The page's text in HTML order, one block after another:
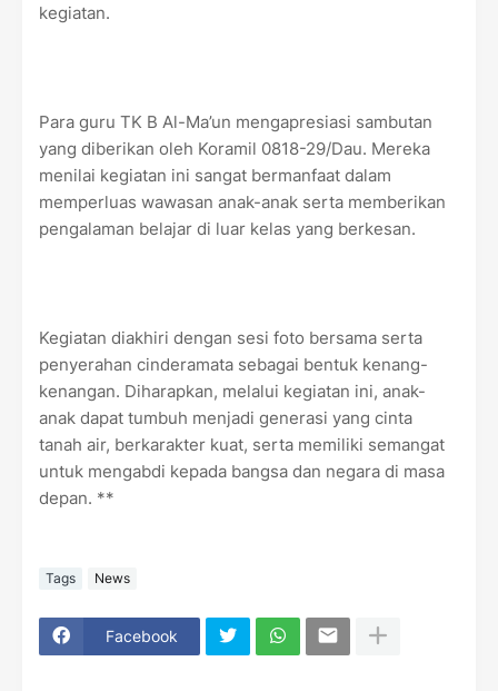
kegiatan.
Para guru TK B Al-Ma’un mengapresiasi sambutan
yang diberikan oleh Koramil 0818-29/Dau. Mereka
menilai kegiatan ini sangat bermanfaat dalam
memperluas wawasan anak-anak serta memberikan
pengalaman belajar di luar kelas yang berkesan.
Kegiatan diakhiri dengan sesi foto bersama serta
penyerahan cinderamata sebagai bentuk kenang-
kenangan. Diharapkan, melalui kegiatan ini, anak-
anak dapat tumbuh menjadi generasi yang cinta
tanah air, berkarakter kuat, serta memiliki semangat
untuk mengabdi kepada bangsa dan negara di masa
depan. **
Tags News
Facebook